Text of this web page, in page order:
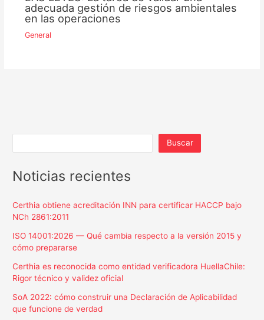
adecuada gestión de riesgos ambientales
en las operaciones
General
Buscar
Noticias recientes
Certhia obtiene acreditación INN para certificar HACCP bajo
NCh 2861:2011
ISO 14001:2026 — Qué cambia respecto a la versión 2015 y
cómo prepararse
Certhia es reconocida como entidad verificadora HuellaChile:
Rigor técnico y validez oficial
SoA 2022: cómo construir una Declaración de Aplicabilidad
que funcione de verdad